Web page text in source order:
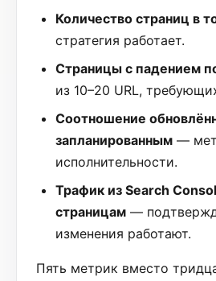
Количество страниц в
стратегия работает.
Страницы с падением
из 10–20 URL,
Соотношение
запланированным —
исполнительности.
Трафик из Search
страницам —
изменения работают.
Пять метрик вместо